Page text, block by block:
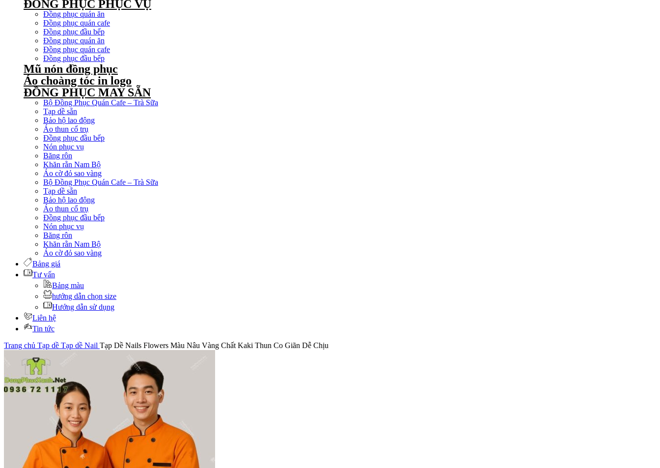
ĐỒNG PHỤC PHỤC VỤ
Đồng phục quán ăn
Đồng phục quán cafe
Đồng phục đầu bếp
Đồng phục quán ăn
Đồng phục quán cafe
Đồng phục đầu bếp
Mũ nón đồng phục
Áo choàng tóc in logo
ĐỒNG PHỤC MAY SẴN
Bộ Đồng Phục Quán Cafe – Trà Sữa
Tạp dề sẵn
Bảo hộ lao động
Áo thun cổ trụ
Đồng phục đầu bếp
Nón phục vụ
Băng rôn
Khăn rằn Nam Bộ
Áo cờ đỏ sao vàng
Bộ Đồng Phục Quán Cafe – Trà Sữa
Tạp dề sẵn
Bảo hộ lao động
Áo thun cổ trụ
Đồng phục đầu bếp
Nón phục vụ
Băng rôn
Khăn rằn Nam Bộ
Áo cờ đỏ sao vàng
Bảng giá
Tư vấn
Bảng màu
hướng dẫn chọn size
Hướng dẫn sử dụng
Liên hệ
Tin tức
Trang chủ Tạp dề Tạp dề Nail Tạp Dề Nails Flowers Màu Nâu Vàng Chất Kaki Thun Co Giãn Dễ Chịu